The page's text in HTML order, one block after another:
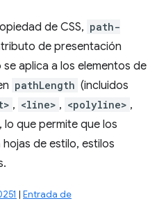
de CSS, path-
de presentación
se aplica a los elementos de
pathLength (incluidos
, <line> , <polyline> ,
lo que permite que los
de estilo, estilos
| Entrada de